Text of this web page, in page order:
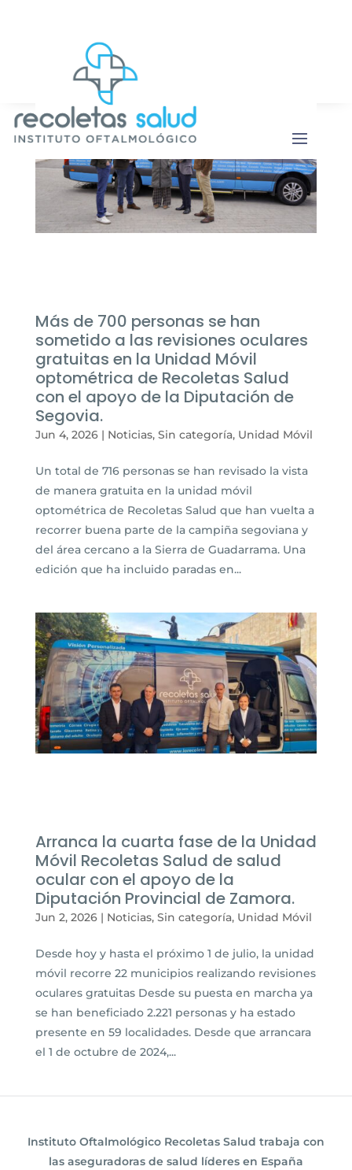
Más de 700 personas se han
sometido a las revisiones oculares
gratuitas en la Unidad Móvil
optométrica de Recoletas Salud
con el apoyo de la Diputación de
Segovia.
Jun 4, 2026| Noticias, Sin categoría, Unidad Móvil
Un total de 716 personas se han revisado la vista
de manera gratuita en la unidad móvil
optométrica de Recoletas Salud que han vuelta a
recorrer buena parte de la campiña segoviana y
del área cercano a la Sierra de Guadarrama. Una
edición que ha incluido paradas en...
Arranca la cuarta fase de la Unidad
Móvil Recoletas Salud de salud
ocular con el apoyo de la
Diputación Provincial de Zamora.
Jun 2, 2026| Noticias, Sin categoría, Unidad Móvil
Desde hoy y hasta el próximo 1 de julio, la unidad
móvil recorre 22 municipios realizando revisiones
oculares gratuitas Desde su puesta en marcha ya
se han beneficiado 2.221 personas y ha estado
presente en 59 localidades. Desde que arrancara
el 1 de octubre de 2024,...
Instituto Oftalmológico Recoletas Salud trabaja con
las aseguradoras de salud líderes en España